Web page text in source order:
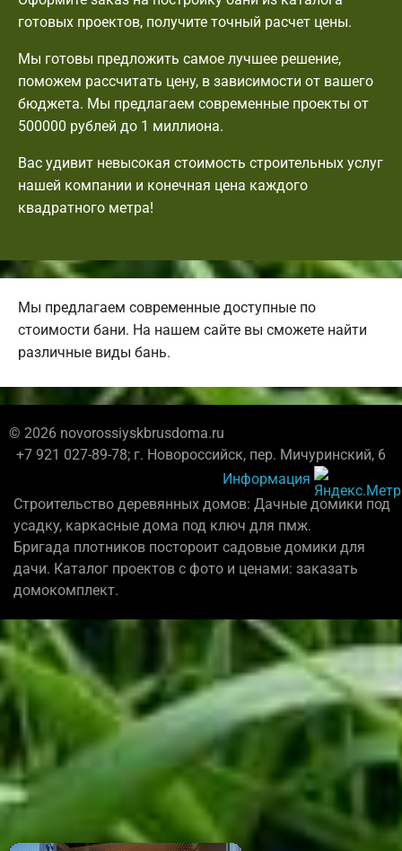
готовых проектов, получите точный расчет цены.
Мы готовы предложить самое лучшее решение,
поможем рассчитать цену, в зависимости от вашего
бюджета. Мы предлагаем современные проекты от
500000 рублей до 1 миллиона.
Вас удивит невысокая стоимость строительных услуг
нашей компании и конечная цена каждого
квадратного метра!
Мы предлагаем современные доступные по
стоимости бани. На нашем сайте вы сможете найти
различные виды бань.
© 2026 novorossiyskbrusdoma.ru
+7 921 027-89-78; г. Новороссийск, пер. Мичуринский, 6
Информация
Строительство деревянных домов: Дачные домики под
усадку, каркасные дома под ключ для пмж.
Бригада плотников постороит садовые домики для
дачи. Каталог проектов с фото и ценами: заказать
домокомплект.